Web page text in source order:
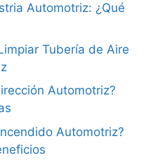
Automotriz: ¿Qué
Tubería de Aire
Automotriz?
Automotriz?